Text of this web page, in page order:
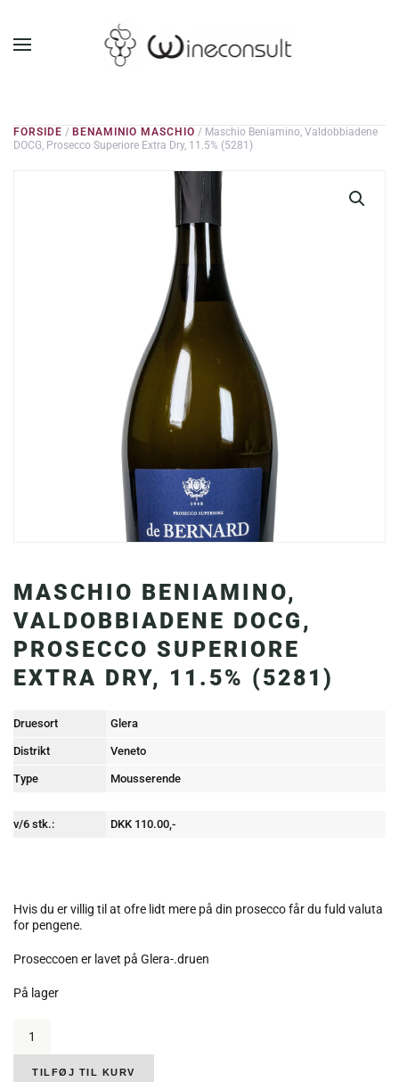
GÅ TIL HOVEDINDHOLD
FORSIDE / BENAMINIO MASCHIO / Maschio Beniamino, Valdobbiadene
DOCG, Prosecco Superiore Extra Dry, 11.5% (5281)
MASCHIO BENIAMINO,
VALDOBBIADENE DOCG,
PROSECCO SUPERIORE
EXTRA DRY, 11.5% (5281)
Druesort Glera
Distrikt Veneto
Type Mousserende
v/6 stk.: DKK 110.00,-
Hvis du er villig til at ofre lidt mere på din prosecco får du fuld valuta
for pengene.
Proseccoen er lavet på Glera-.druen
På lager
Beniamino,
Valdobbiadene
DOCG,
TILFØJ TIL KURV